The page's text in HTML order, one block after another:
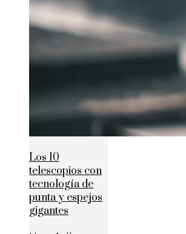
Los 10
telescopios con
tecnología de
punta y espejos
gigantes